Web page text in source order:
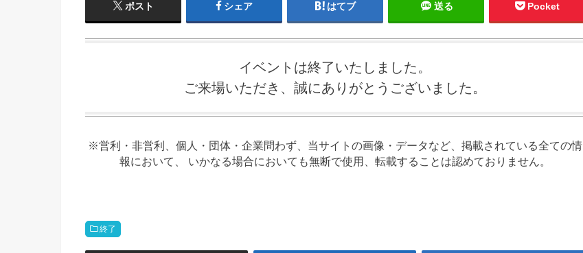
ポスト シェア はてブ 送る Pocket
イベントは終了いたしました。
ご来場いただき、誠にありがとうございました。
※営利・非営利、個人・団体・企業問わず、当サイトの画像・データなど、掲載されている全ての情
報において、 いかなる場合においても無断で使用、転載することは認めておりません。
終了